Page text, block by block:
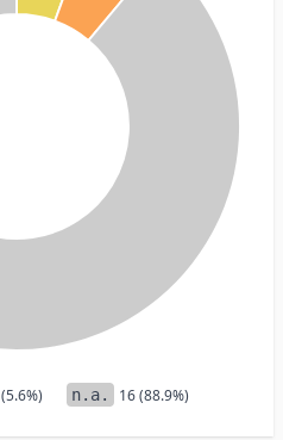
n.a. 16 (88.9%)